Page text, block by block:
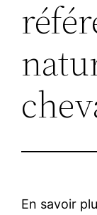
En savoir